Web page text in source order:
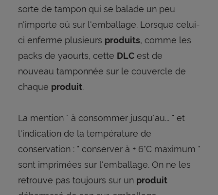
sorte de tampon qui se balade un peu
n'importe où sur l'emballage. Lorsque celui-
ci enferme plusieurs produits, comme les
packs de yaourts, cette DLCest de
nouveau tamponnée sur le couvercle de
chaque produit.
La mention " à consommer jusqu'au... " et
l'indication de la température de
conservation : " conserver à + 6°C maximum "
sont imprimées sur l'emballage. On ne les
retrouve pas toujours sur un produit